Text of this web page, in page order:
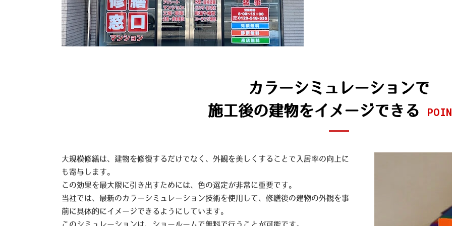
カラーシミュレーションで
施工後の建物をイメージできる
大規模修繕は、建物を修復するだけでなく、外観を美しくすることで入居率の向上に
も寄与します。
この効果を最大限に引き出すためには、色の選定が非常に重要です。
当社では、最新のカラーシミュレーション技術を使用して、修繕後の建物の外観を事
前に具体的にイメージできるようにしています。
このシミュレーションは、ショールームで無料で行うことが可能です。